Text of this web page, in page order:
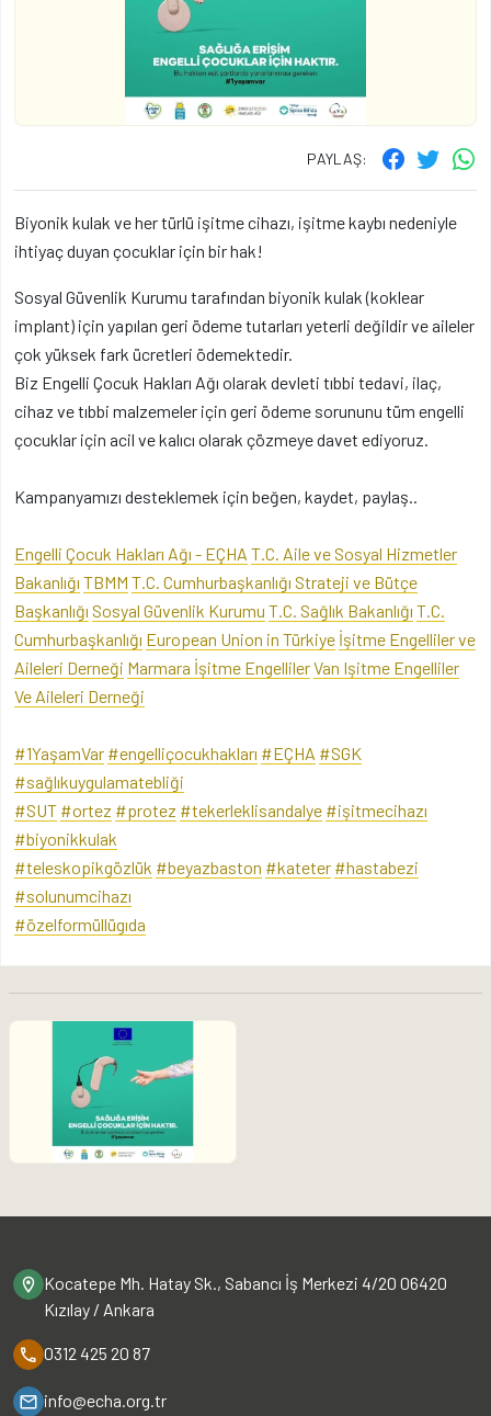
PAYLAŞ:
Biyonik kulak ve her türlü işitme cihazı, işitme kaybı nedeniyle
ihtiyaç duyan çocuklar için bir hak!
Sosyal Güvenlik Kurumu tarafından biyonik kulak (koklear
implant) için yapılan geri ödeme tutarları yeterli değildir ve aileler
çok yüksek fark ücretleri ödemektedir.
Biz Engelli Çocuk Hakları Ağı olarak devleti tıbbi tedavi, ilaç,
cihaz ve tıbbi malzemeler için geri ödeme sorununu tüm engelli
çocuklar için acil ve kalıcı olarak çözmeye davet ediyoruz.
Kampanyamızı desteklemek için beğen, kaydet, paylaş..
Engelli Çocuk Hakları Ağı - EÇHA T.C. Aile ve Sosyal Hizmetler
Bakanlığı TBMM T.C. Cumhurbaşkanlığı Strateji ve Bütçe
Başkanlığı Sosyal Güvenlik Kurumu T.C. Sağlık Bakanlığı T.C.
Cumhurbaşkanlığı European Union in Türkiye İşitme Engelliler ve
Aileleri Derneği Marmara İşitme EngellilerVan Işitme Engelliler
Ve Aileleri Derneği
#1YaşamVar #engelliçocukhakları #EÇHA #SGK
#sağlıkuygulamatebliği
#SUT #ortez #protez #tekerleklisandalye #işitmecihazı
#biyonikkulak
#teleskopikgözlük #beyazbaston #kateter #hastabezi
#solunumcihazı
#özelformüllügıda
Kocatepe Mh. Hatay Sk., Sabancı İş Merkezi 4/20 06420
Kızılay / Ankara
0312 425 20 87
info@echa.org.tr